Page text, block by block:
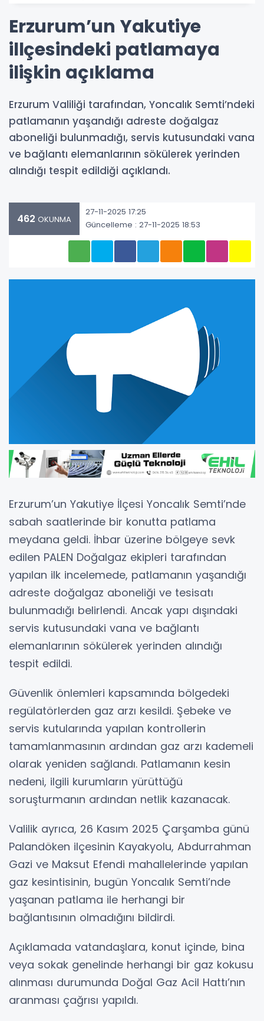
Erzurum’un Yakutiye
illçesindeki patlamaya
ilişkin açıklama
Erzurum Valiliği tarafından, Yoncalık Semti’ndeki
patlamanın yaşandığı adreste doğalgaz
aboneliği bulunmadığı, servis kutusundaki vana
ve bağlantı elemanlarının sökülerek yerinden
alındığı tespit edildiği açıklandı.
462 OKUNMA
27-11-2025 17:25
Güncelleme : 27-11-2025 18:53
Erzurum’un Yakutiye İlçesi Yoncalık Semti’nde
sabah saatlerinde bir konutta patlama
meydana geldi. İhbar üzerine bölgeye sevk
edilen PALEN Doğalgaz ekipleri tarafından
yapılan ilk incelemede, patlamanın yaşandığı
adreste doğalgaz aboneliği ve tesisatı
bulunmadığı belirlendi. Ancak yapı dışındaki
servis kutusundaki vana ve bağlantı
elemanlarının sökülerek yerinden alındığı
tespit edildi.
Güvenlik önlemleri kapsamında bölgedeki
regülatörlerden gaz arzı kesildi. Şebeke ve
servis kutularında yapılan kontrollerin
tamamlanmasının ardından gaz arzı kademeli
olarak yeniden sağlandı. Patlamanın kesin
nedeni, ilgili kurumların yürüttüğü
soruşturmanın ardından netlik kazanacak.
Valilik ayrıca, 26 Kasım 2025 Çarşamba günü
Palandöken ilçesinin Kayakyolu, Abdurrahman
Gazi ve Maksut Efendi mahallelerinde yapılan
gaz kesintisinin, bugün Yoncalık Semti’nde
yaşanan patlama ile herhangi bir
bağlantısının olmadığını bildirdi.
Açıklamada vatandaşlara, konut içinde, bina
veya sokak genelinde herhangi bir gaz kokusu
alınması durumunda Doğal Gaz Acil Hattı’nın
aranması çağrısı yapıldı.